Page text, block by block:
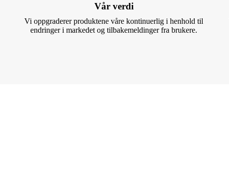
Vår verdi
Vi oppgraderer produktene våre kontinuerlig i henhold til
endringer i markedet og tilbakemeldinger fra brukere.